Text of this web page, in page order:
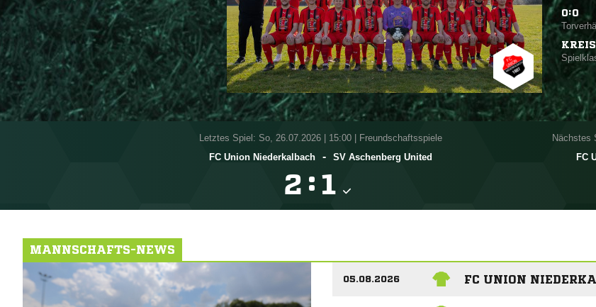
0:0
Letztes Spiel: So, 26.07.2026| 15:00 | Freundschaftsspiele
FC Union Niederkalbach
- SV Aschenberg United
 : 
Nächstes
FC
MANNSCHAFTS-NEWS
05.08.2026 FC UNION